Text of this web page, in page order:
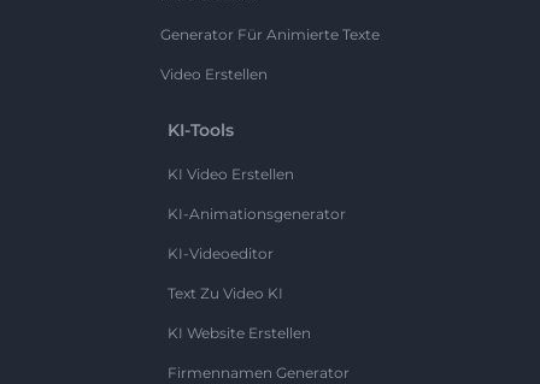
Generator Für Animierte Texte
Video Erstellen
KI-Tools
KI Video Erstellen
KI-Animationsgenerator
KI-Videoeditor
Text Zu Video KI
KI Website Erstellen
Firmennamen Generator